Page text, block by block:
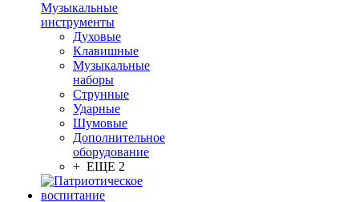
Музыкальные
инструменты
Духовые
Клавишные
Музыкальные
наборы
Струнные
Ударные
Шумовые
Дополнительное
оборудование
+ ЕЩЕ 2